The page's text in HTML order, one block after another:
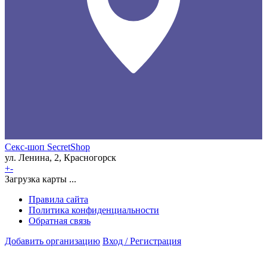
Секс-шоп SecretShop
ул. Ленина, 2, Красногорск
+-
Загрузка карты ...
Правила сайта
Политика конфиденциальности
Обратная связь
Добавить организацию Вход / Регистрация